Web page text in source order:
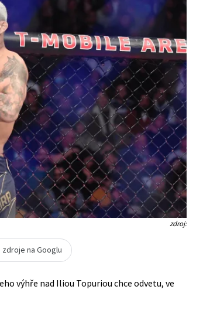
zdroj:
na Googlu
výhře nad Iliou Topuriou chce odvetu, ve